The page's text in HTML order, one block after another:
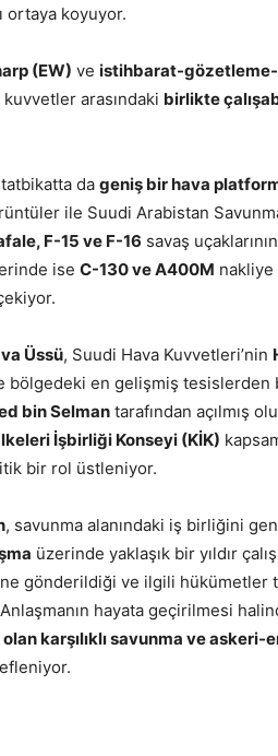
ortaya koyuyor.
(EW) ve istihbarat-gözetleme-
arasındaki birlikte
da geniş bir hava
ile Suudi Arabistan Savunma
F-15 ve F-16 savaş
ise C-130 ve A400M nakliye
Üssü, Suudi Hava Kuvvetleri’nin
bölgedeki en gelişmiş tesislerden
bin Selman tarafından açılmış
İşbirliği Konseyi (KİK)
bir rol üstleniyor.
, savunma alanındaki iş birliğini
üzerinde yaklaşık bir yıldır
gönderildiği ve ilgili hükümetler
hayata geçirilmesi
karşılıklı savunma ve